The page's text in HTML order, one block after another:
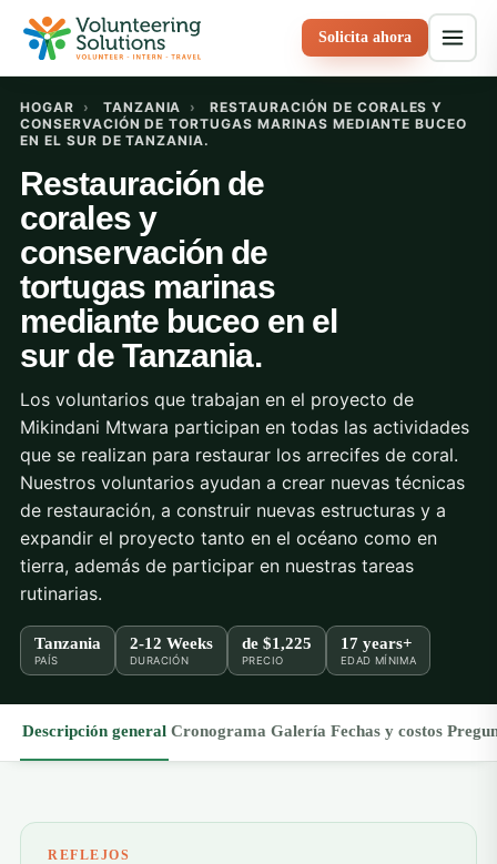
Solicita ahora
HOGAR › TANZANIA ›
RESTAURACIÓN DE CORALES Y
CONSERVACIÓN DE TORTUGAS MARINAS MEDIANTE BUCEO
EN EL SUR DE TANZANIA.
Restauración de
corales y
conservación de
tortugas marinas
mediante buceo en el
sur de Tanzania.
Los voluntarios que trabajan en el proyecto de
Mikindani Mtwara participan en todas las actividades
que se realizan para restaurar los arrecifes de coral.
Nuestros voluntarios ayudan a crear nuevas técnicas
de restauración, a construir nuevas estructuras y a
expandir el proyecto tanto en el océano como en
tierra, además de participar en nuestras tareas
rutinarias.
Tanzania
PAÍS
2-12 Weeks
DURACIÓN
de $1,225
PRECIO
17 years+
EDAD MÍNIMA
Descripción general Cronograma Galería Fechas y costos
REFLEJOS